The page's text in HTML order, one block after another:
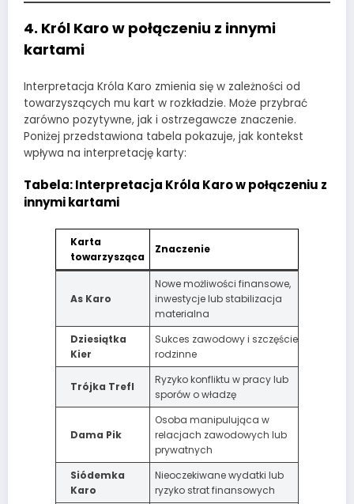
4. Król Karo w połączeniu z innymi
kartami
Interpretacja Króla Karo zmienia się w zależności od
towarzyszących mu kart w rozkładzie. Może przybrać
zarówno pozytywne, jak i ostrzegawcze znaczenie.
Poniżej przedstawiona tabela pokazuje, jak kontekst
wpływa na interpretację karty:
Tabela: Interpretacja Króla Karo w połączeniu z
innymi kartami
Karta
towarzysząca
Znaczenie
As Karo
Nowe możliwości finansowe,
inwestycje lub stabilizacja
materialna
Dziesiątka
Kier
Sukces zawodowy i szczęście
rodzinne
Trójka Trefl
Ryzyko konfliktu w pracy lub
sporów o władzę
Dama Pik
Osoba manipulująca w
relacjach zawodowych lub
prywatnych
Siódemka
Karo
Nieoczekiwane wydatki lub
ryzyko strat finansowych